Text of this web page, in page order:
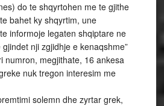
do te shqyrtohen me te gjithe
bahet ky shqyrtim, une
informoje legaten shqiptare ne
nji zgjidhje e kenaqshme”
numron, megjithate, 16 ankesa
nuk tregon interesim me
solemn dhe zyrtar grek,